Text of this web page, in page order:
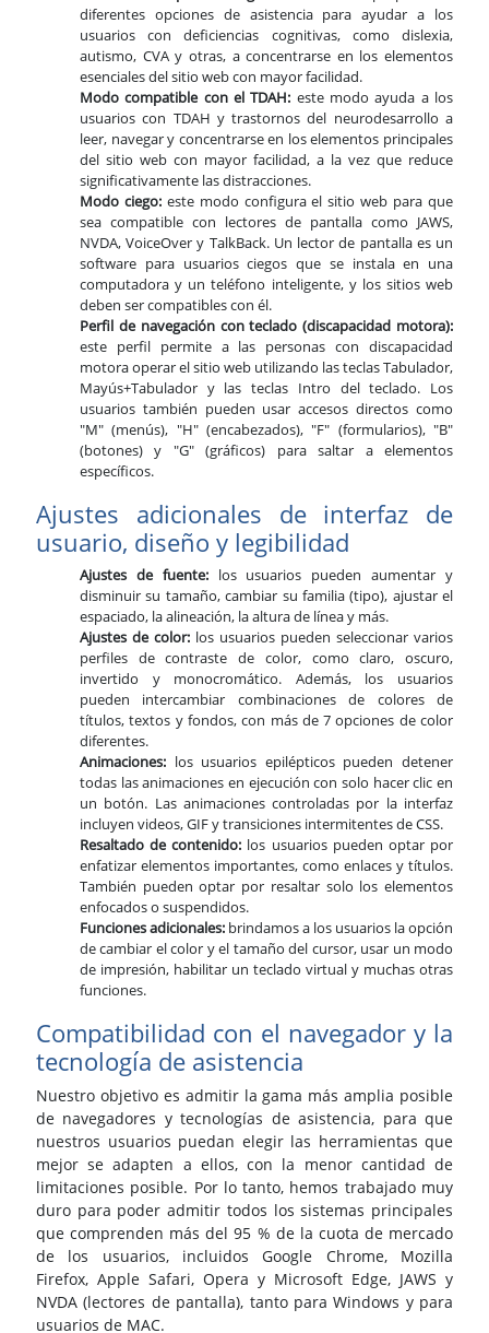
diferentes opciones de asistencia para ayudar a los
usuarios con deficiencias cognitivas, como dislexia,
autismo, CVA y otras, a concentrarse en los elementos
esenciales del sitio web con mayor facilidad.
Modo compatible con el TDAH: este modo ayuda a los
usuarios con TDAH y trastornos del neurodesarrollo a
leer, navegar y concentrarse en los elementos principales
del sitio web con mayor facilidad, a la vez que reduce
significativamente las distracciones.
Modo ciego:este modo configura el sitio web para que
sea compatible con lectores de pantalla como JAWS,
NVDA, VoiceOver y TalkBack. Un lector de pantalla es un
software para usuarios ciegos que se instala en una
computadora y un teléfono inteligente, y los sitios web
deben ser compatibles con él.
Perfil de navegación con teclado (discapacidad motora):
este perfil permite a las personas con discapacidad
motora operar el sitio web utilizando las teclas Tabulador,
Mayús+Tabulador y las teclas Intro del teclado. Los
usuarios también pueden usar accesos directos como
"M" (menús), "H" (encabezados), "F" (formularios), "B"
(botones) y "G" (gráficos) para saltar a elementos
específicos.
Ajustes adicionales de interfaz de
usuario, diseño y legibilidad
Ajustes de fuente:los usuarios pueden aumentar y
disminuir su tamaño, cambiar su familia (tipo), ajustar el
espaciado, la alineación, la altura de línea y más.
Ajustes de color: los usuarios pueden seleccionar varios
perfiles de contraste de color, como claro, oscuro,
invertido y monocromático. Además, los usuarios
pueden intercambiar combinaciones de colores de
títulos, textos y fondos, con más de 7 opciones de color
diferentes.
Animaciones: los usuarios epilépticos pueden detener
todas las animaciones en ejecución con solo hacer clic en
un botón. Las animaciones controladas por la interfaz
incluyen videos, GIF y transiciones intermitentes de CSS.
Resaltado de contenido: los usuarios pueden optar por
enfatizar elementos importantes, como enlaces y títulos.
También pueden optar por resaltar solo los elementos
enfocados o suspendidos.
Funciones adicionales: brindamos a los usuarios la opción
de cambiar el color y el tamaño del cursor, usar un modo
de impresión, habilitar un teclado virtual y muchas otras
funciones.
Compatibilidad con el navegador y la
tecnología de asistencia
Nuestro objetivo es admitir la gama más amplia posible
de navegadores y tecnologías de asistencia, para que
nuestros usuarios puedan elegir las herramientas que
mejor se adapten a ellos, con la menor cantidad de
limitaciones posible. Por lo tanto, hemos trabajado muy
duro para poder admitir todos los sistemas principales
que comprenden más del 95 % de la cuota de mercado
de los usuarios, incluidos Google Chrome, Mozilla
Firefox, Apple Safari, Opera y Microsoft Edge, JAWS y
NVDA (lectores de pantalla), tanto para Windows y para
usuarios de MAC.